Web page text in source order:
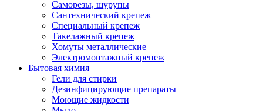
Саморезы, шурупы
Сантехнический крепеж
Специальный крепеж
Такелажный крепеж
Хомуты металлические
Электромонтажный крепеж
Бытовая химия
Гели для стирки
Дезинфицирующие препараты
Моющие жидкости